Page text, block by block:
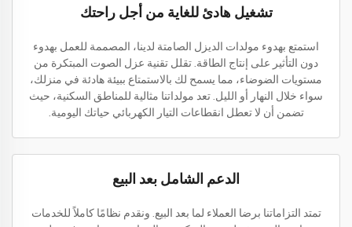
تشغيل هادئ للغاية من أجل راحتك
استمتع بهدوء مولدات الديزل الصامتة لدينا، المصممة للعمل بهدوء
دون التأثير على إنتاج الطاقة. تقلل تقنية عزل الصوت المبتكرة من
مستويات الضوضاء، مما يسمح لك بالاستمتاع ببيئة هادئة في منزلك،
سواء خلال النهار أو الليل. تعد مولداتنا مثالية للمناطق السكنية، حيث
تضمن أن لا تعطل انقطاعات التيار الكهربائي حياتك اليومية.
الدعم الشامل بعد البيع
تمتد التزاماتنا برضا العملاء لما بعد البيع. ونقدم نظامًا كاملاً للخدمات